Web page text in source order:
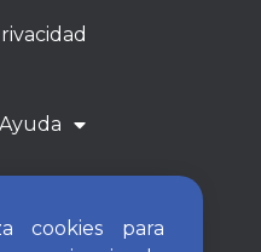
cookies para